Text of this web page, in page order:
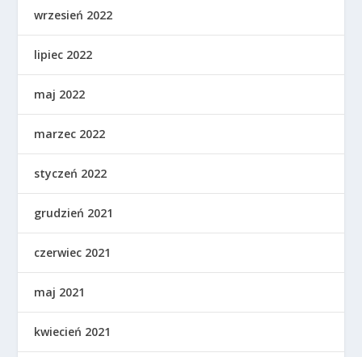
wrzesień 2022
lipiec 2022
maj 2022
marzec 2022
styczeń 2022
grudzień 2021
czerwiec 2021
maj 2021
kwiecień 2021